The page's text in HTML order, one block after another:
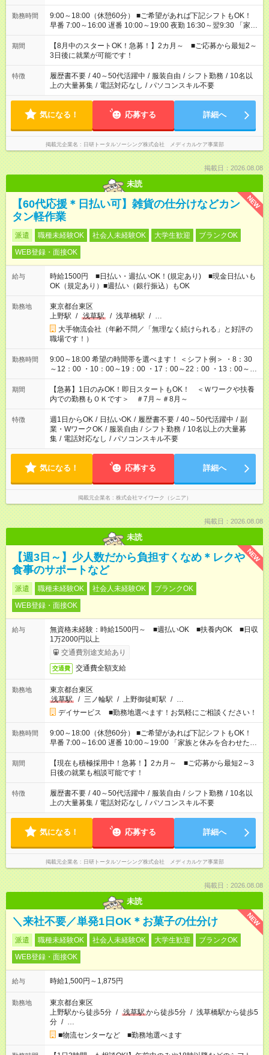
勤務時間
9:00～18:00（休憩60分） ■ご希望があれば下記シフトもOK！
早番 7:00～16:00 遅番 10:00～19:00 夜勤 16:30～翌9:30 「家族
と休みを合わせたい」 「余裕を持って夕飯の準備がしたい」
「できれば残業はしたくない」 など、ご希望を教えてください
ね。 ※Wワーク希望の方へ 今ご覧のお仕事で希望する勤務時間
と、もう1つのお仕事の勤務時間。 合計で週40時間を超える場
合は応募できません。
期間
【8月中のスタートOK！急募！】2カ月～ ■ご応募から最短2～
3日後に就業が可能です！
特徴 履歴書不要 / 40～50代活躍中 / 服装自由 / シフト勤務 / 10名以
上の大量募集 / 電話対応なし / パソコンスキル不要
気になる！ 応募する 詳細へ
掲載元企業名 日研トータルソーシング株式会社 メディカルケア事業部
掲載日：2026.08.08
未読
NEW
【60代応援＊日払い可】雑貨の仕分けなどカン
タン軽作業
派遣 職種未経験OK 社会人未経験OK 大学生歓迎
ブランクOK
WEB登録・面接OK
給与
時給1500円 ■日払い・週払いOK！(規定あり) ■現金日払いも
OK（規定あり）■週払い（銀行振込）もOK
勤務地
東京都台東区
上野駅 / 浅草駅 / 浅草橋駅 / …
大手物流会社（年齢不問／「無理なく続けられる」と好評の
職場です！）
勤務時間
9:00～18:00 希望の時間帯を選べます！ ＜シフト例＞ ・8：30
～12：00 ・10：00～19：00 ・17：00～22：00 ・13：00～
22：00 ・22：00～翌6：00 など
期間
【急募】1日のみOK！即日スタートもOK！ ＜Ｗワークや扶養
内での勤務もＯＫです＞ ＃7月～＃8月～
特徴 週1日からOK / 日払いOK / 履歴書不要 / 40～50代活躍中 / 副
業・WワークOK / 服装自由 / シフト勤務 / 10名以上の大量募
集 / 電話対応なし / パソコンスキル不要
気になる！ 応募する 詳細へ
掲載元企業名 株式会社マイワーク（シニア）
掲載日：2026.08.08
未読
NEW
【週3日～】少人数だから負担すくなめ＊レクや
食事のサポートなど
派遣 職種未経験OK 社会人未経験OK
ブランクOK
WEB登録・面接OK
給与
無資格未経験：時給1500円～ ■週払いOK ■扶養内OK ■日収
1万2000円以上
交通費別途支給あり
交通費 交通費全額支給
勤務地
東京都台東区
浅草駅
/ 三ノ輪駅 / 上野御徒町駅 / …
デイサービス ■勤務地選べます！お気軽にご相談ください！
勤務時間
9:00～18:00（休憩60分） ■ご希望があれば下記シフトもOK！
早番 7:00～16:00 遅番 10:00～19:00 「家族と休みを合わせた
い」 「余裕を持って夕飯の準備がしたい」 「できれば残業はし
たくない」 など、ご希望を教えてくださいね。 ※Wワーク希望
の方へ 今ご覧のお仕事で希望する勤務時間と、もう1つのお仕事
の勤務時間。 合計で週40時間を超える場合は応募できません。
期間
【現在も積極採用中！急募！】2カ月～ ■ご応募から最短2～3
日後の就業も相談可能です！
特徴 履歴書不要 / 40～50代活躍中 / 服装自由 / シフト勤務 / 10名以
上の大量募集 / 電話対応なし / パソコンスキル不要
気になる！ 応募する 詳細へ
掲載元企業名 日研トータルソーシング株式会社 メディカルケア事業部
掲載日：2026.08.08
未読
NEW
＼来社不要／単発1日OK＊お菓子の仕分け
派遣 職種未経験OK 社会人未経験OK 大学生歓迎
ブランクOK
WEB登録・面接OK
給与 時給1,500円～1,875円
勤務地
東京都台東区
上野駅から徒歩5分 / 浅草駅から徒歩5分 / 浅草橋駅から徒歩5
分 / …
■物流センターなど ■勤務地選べます